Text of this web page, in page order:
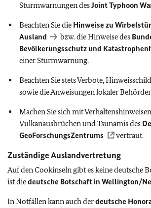
Sturmwarnungen desJoint Typhoon
Beachten Sie die Hinweise zu
Ausland
bzw. die Hinweise des
Bevölkerungsschutz und
einer Sturmwarnung.
Beachten Sie stets Verbote,
sowie die Anweisungen lokaler
Machen Sie sich mit
Vulkanausbrüchen und Tsunamis des
GeoForschungsZentrums
vertraut.
Zuständige Auslandvertretung
Auf den Cookinseln gibt es keine deutsche
ist diedeutsche Botschaft in Wellington/
In Notfällen kann auch derdeutsche